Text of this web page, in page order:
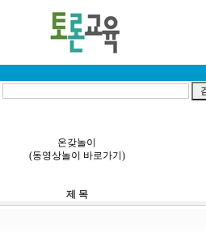
온갖놀이
(동영상놀이 바로가기 )
제 목